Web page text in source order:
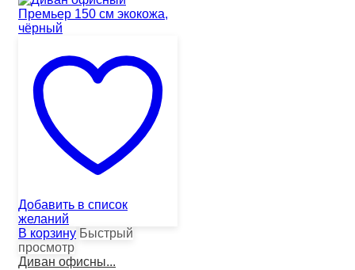
Добавить в список
желаний
В корзину Быстрый
просмотр
Диван офисны...